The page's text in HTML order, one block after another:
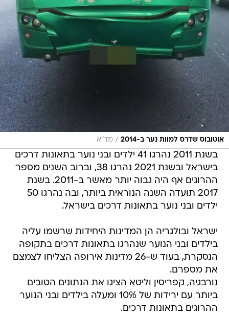
אוטובוס שדרס למוות נער ב-2014 / מד"א
בשנת 2011 נהרגו 41 ילדים ובני נוער בתאונות דרכים
בישראל ובשנת 2021 נהרגו 38, וברוב השנים מספר
ההרוגים אף היה גבוה יותר מאשר ב-2011. בשנת
2017 תועדה השנה הנוראית ביותר, ובה נהרגו 50
ילדים ובני נוער בתאונות דרכים בישראל.
ישראל ובולגריה הן המדינות היחידות שרשמו עליה
בילדים ובני הנוער שנהרגו בתאונות דרכים בתקופה
הנסקרת, בעוד ש-26 מדינות אירופה הצליחו לצמצם
את מספרם.
נורבגיה, קפריסין וליטא הציגו את הנתונים הטובים
ביותר עם ירידות של 10% ומעלה בילדים ובני הנוער
ההרוגים בתאונות דרכים.